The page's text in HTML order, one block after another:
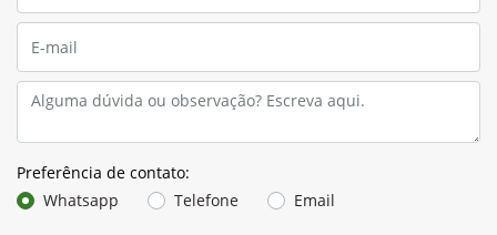
Preferência de contato:
Whatsapp
Telefone Email